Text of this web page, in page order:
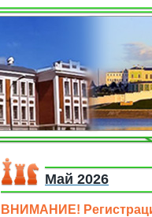
Май 2026
ВНИМАНИЕ!